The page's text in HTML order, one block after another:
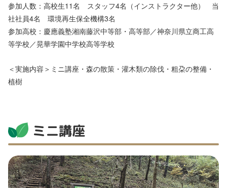
参加人数：高校生11名 スタッフ4名（インストラクター他） 当
社社員4名 環境再生保全機構3名
参加高校：慶應義塾湘南藤沢中等部・高等部／神奈川県立商工高
等学校／晃華学園中学校高等学校
＜実施内容＞ミニ講座・森の散策・灌木類の除伐・粗朶の整備・
植樹
ミニ講座